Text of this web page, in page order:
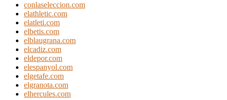
conlaseleccion.com
elathletic.com
elatleti.com
elbetis.com
elblaugrana.com
elcadiz.com
eldepor.com
elespanyol.com
elgetafe.com
elgranota.com
elhercules.com